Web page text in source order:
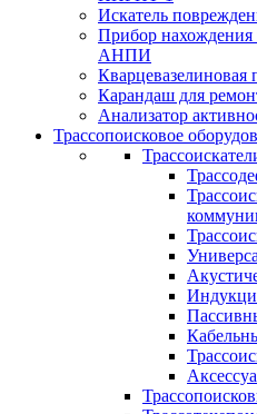
Искатель
Прибор
АНПИ
Кварцевазелиновая
Карандаш для
Анализатор
Трассопоисковое